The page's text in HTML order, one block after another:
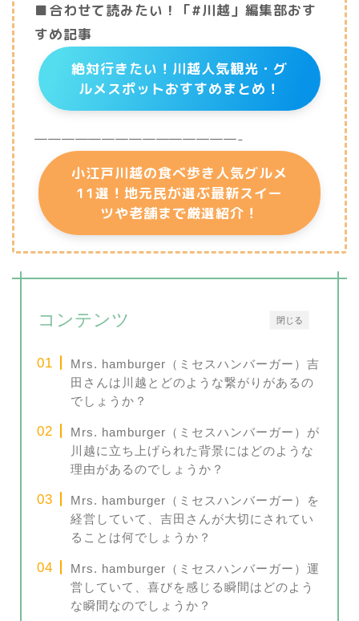
■合わせて読みたい！「#川越」編集部おす
すめ記事
絶対行きたい！川越人気観光・グ
ルメスポットおすすめまとめ！
———————————————-
小江戸川越の食べ歩き人気グルメ
11選！地元民が選ぶ最新スイー
ツや老舗まで厳選紹介！
閉じる
コンテンツ
Mrs. hamburger（ミセスハンバーガー）吉
田さんは川越とどのような繋がりがあるの
でしょうか？
Mrs. hamburger（ミセスハンバーガー）が
川越に立ち上げられた背景にはどのような
理由があるのでしょうか？
Mrs. hamburger（ミセスハンバーガー）を
経営していて、吉田さんが大切にされてい
ることは何でしょうか？
Mrs. hamburger（ミセスハンバーガー）運
営していて、喜びを感じる瞬間はどのよう
な瞬間なのでしょうか？